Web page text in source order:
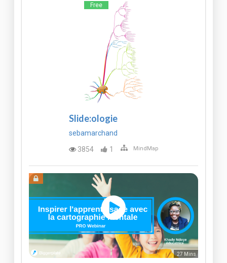
Free
Slide:ologie
sebamarchand
3854
1 MindMap
27 Mins